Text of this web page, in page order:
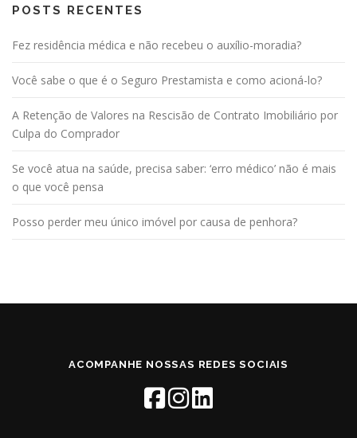
POSTS RECENTES
Fez residência médica e não recebeu o auxílio-moradia?
Você sabe o que é o Seguro Prestamista e como acioná-lo?
A Retenção de Valores na Rescisão de Contrato Imobiliário por
Culpa do Comprador
Se você atua na saúde, precisa saber: ‘erro médico’ não é mais
o que você pensa
Posso perder meu único imóvel por causa de penhora?
ACOMPANHE NOSSAS REDES SOCIAIS